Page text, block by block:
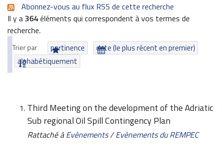
Abonnez-vous au flux RSS de cette recherche
Il y a364éléments qui correspondent à vos termes de
recherche.
Trier par pertinence
date (le plus récent en premier)
alphabétiquement
Third Meeting on the development of the Adriatic
Sub regional Oil Spill Contingency Plan
Rattaché à Evènements/Evènements du REMPEC